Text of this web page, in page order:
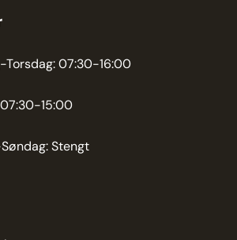
Torsdag: 07:30-16:00
15:00
Stengt